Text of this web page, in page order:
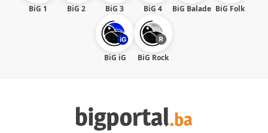
BiG 1 BiG 2 BiG 3 BiG 4 BiG Balade BiG Folk
BiG iG BiG Rock